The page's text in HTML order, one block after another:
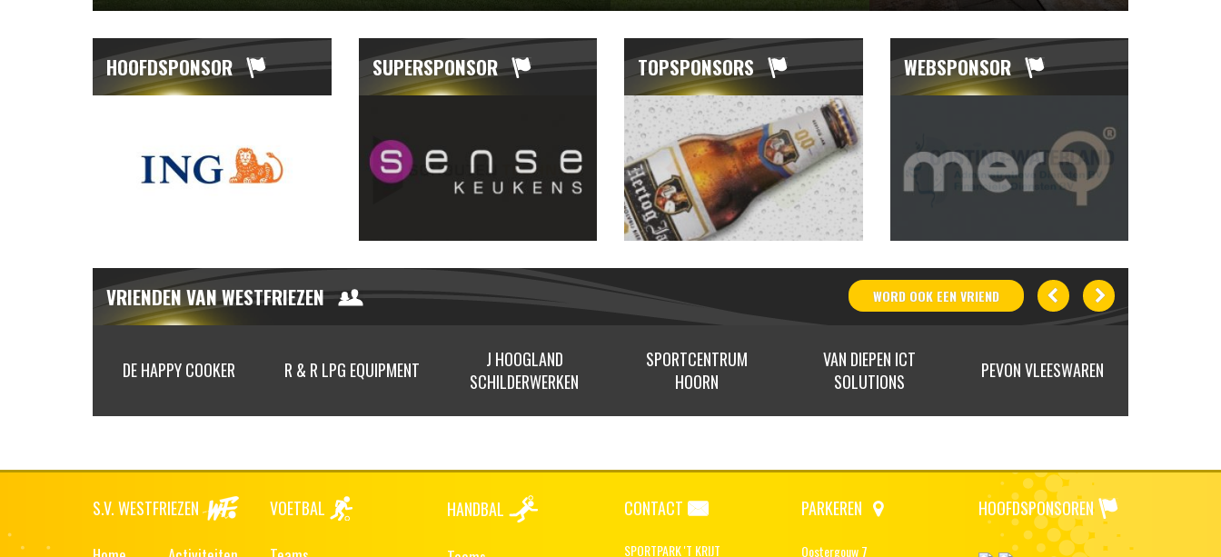
HOOFDSPONSOR SUPERSPONSOR TOPSPONSORS WEBSPONSOR
VRIENDEN VAN WESTFRIEZEN WORD OOK EENVRIEND
DE HAPPY COOKER R & R LPG EQUIPMENT
J HOOGLAND
SCHILDERWERKEN
SPORTCENTRUM
HOORN
VAN DIEPEN ICT
SOLUTIONS
PEVON VLEESWAREN
S.V. WESTFRIEZEN VOETBAL HANDBAL CONTACT
SPORTPARK 'T KRIJT
PARKEREN
Oostergouw 7
HOOFDSPONSOREN